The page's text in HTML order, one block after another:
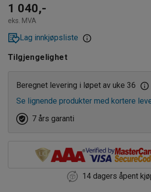
250
400
500
600
700
800
900
1 040,-
eks. MVA
Lag innkjøpsliste
Tilgjengelighet
Beregnet levering i løpet av uke 36
Se lignende produkter med kortere
7 års garanti
14 dagers åpent